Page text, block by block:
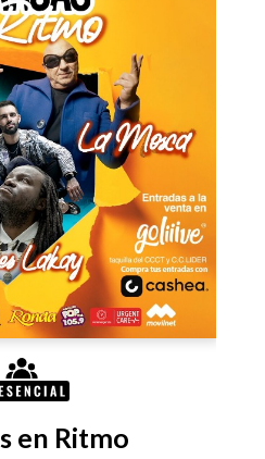
en Ritmo